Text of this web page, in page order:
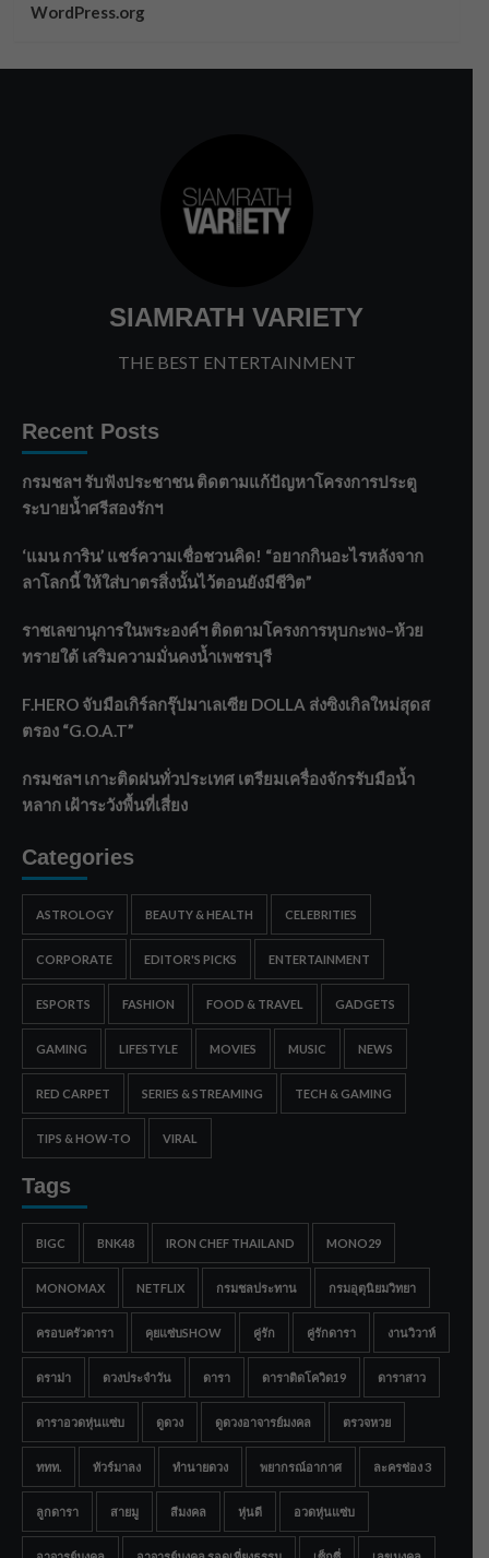
WordPress.org
SIAMRATH VARIETY
THE BEST ENTERTAINMENT
Recent Posts
กรมชลฯ รับฟังประชาชน ติดตามแก้ปัญหาโครงการประตู
ระบายน้ำศรีสองรักฯ
‘แมน การิน’ แชร์ความเชื่อชวนคิด! “อยากกินอะไรหลังจาก
ลาโลกนี้ ให้ใส่บาตรสิ่งนั้นไว้ตอนยังมีชีวิต”
ราชเลขานุการในพระองค์ฯ ติดตามโครงการหุบกะพง–ห้วย
ทรายใต้ เสริมความมั่นคงน้ำเพชรบุรี
F.HERO จับมือเกิร์ลกรุ๊ปมาเลเซีย DOLLA ส่งซิงเกิลใหม่สุดส
ตรอง “G.O.A.T”
กรมชลฯ เกาะติดฝนทั่วประเทศ เตรียมเครื่องจักรรับมือน้ำ
หลาก เฝ้าระวังพื้นที่เสี่ยง
Categories
ASTROLOGY BEAUTY & HEALTH CELEBRITIES
CORPORATE EDITOR'S PICKS ENTERTAINMENT
ESPORTS FASHION FOOD & TRAVEL GADGETS
GAMING LIFESTYLE MOVIES MUSIC NEWS
RED CARPET SERIES & STREAMING TECH & GAMING
TIPS & HOW-TO VIRAL
Tags
BIGC BNK48 IRON CHEF THAILAND MONO29
MONOMAX NETFLIX กรมชลประทาน กรมอุตุนิยมวิทยา
ครอบครัวดารา คุยแซ่บSHOW คู่รัก คู่รักดารา งานวิวาห์
ดราม่า ดวงประจำวัน ดารา ดาราติดโควิด19 ดาราสาว
ดาราอวดหุ่นแซ่บ ดูดวง ดูดวงอาจารย์มงคล ตรวจหวย
ททท. ทัวร์มาลง ทำนายดวง พยากรณ์อากาศ ละครช่อง 3
ลูกดารา สายมู สีมงคล หุ่นดี อวดหุ่นแซ่บ